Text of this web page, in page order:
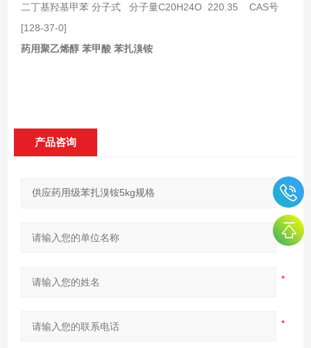
二丁基羟基甲苯 分子式 分子量C20H24O 220.35 CAS号
[128-37-0]
药用聚乙烯醇 苯甲酸 苯扎溴铵
产品咨询